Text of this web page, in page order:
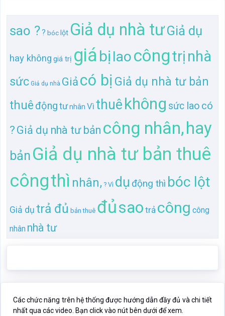
sao ?? bóc lột Giả dụ nhà tưGiả dụ
hay không giá trị giá bịlaocôngtrị nhà
sức Giả dụ nhà Giảcó bị Giả dụ nhà tư bản
thuê độngtư nhân Vì thuêkhông sức lao có
? Giả dụ nhà tư bản công nhân, hay
bản Giả dụ nhà tư bản thuê
côngthì nhân, ? Vì dụ động thì bóc lột
Giả dụ trả đủ bản thuê đủsao trả công công
nhân nhà tư
Các chức năng trên hệ thống được hướng dẫn đầy đủ và chi tiết
nhất qua các video. Bạn click vào nút bên dưới để xem.